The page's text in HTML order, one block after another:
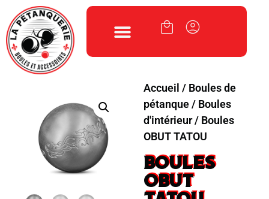
Accueil / Boules de
pétanque/ Boules
d'intérieur/ Boules
OBUT TATOU
BOULES
OBUT